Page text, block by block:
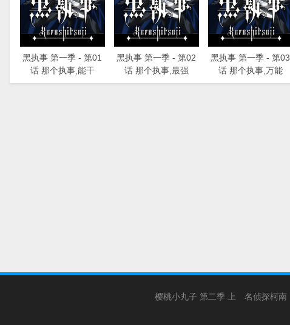
黑执事 第一季 - 第01
话 那个执事,能干
黑执事 第一季 - 第02
话 那个执事,最强
黑执事 第一季 - 第03
话 那个执事,万能
樱桃小丸子 第二季 上 名侦探柯南